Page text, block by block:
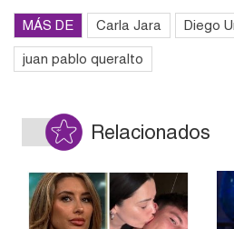
MÁS DE Carla Jara Diego
juan pablo queralto
Relacionados